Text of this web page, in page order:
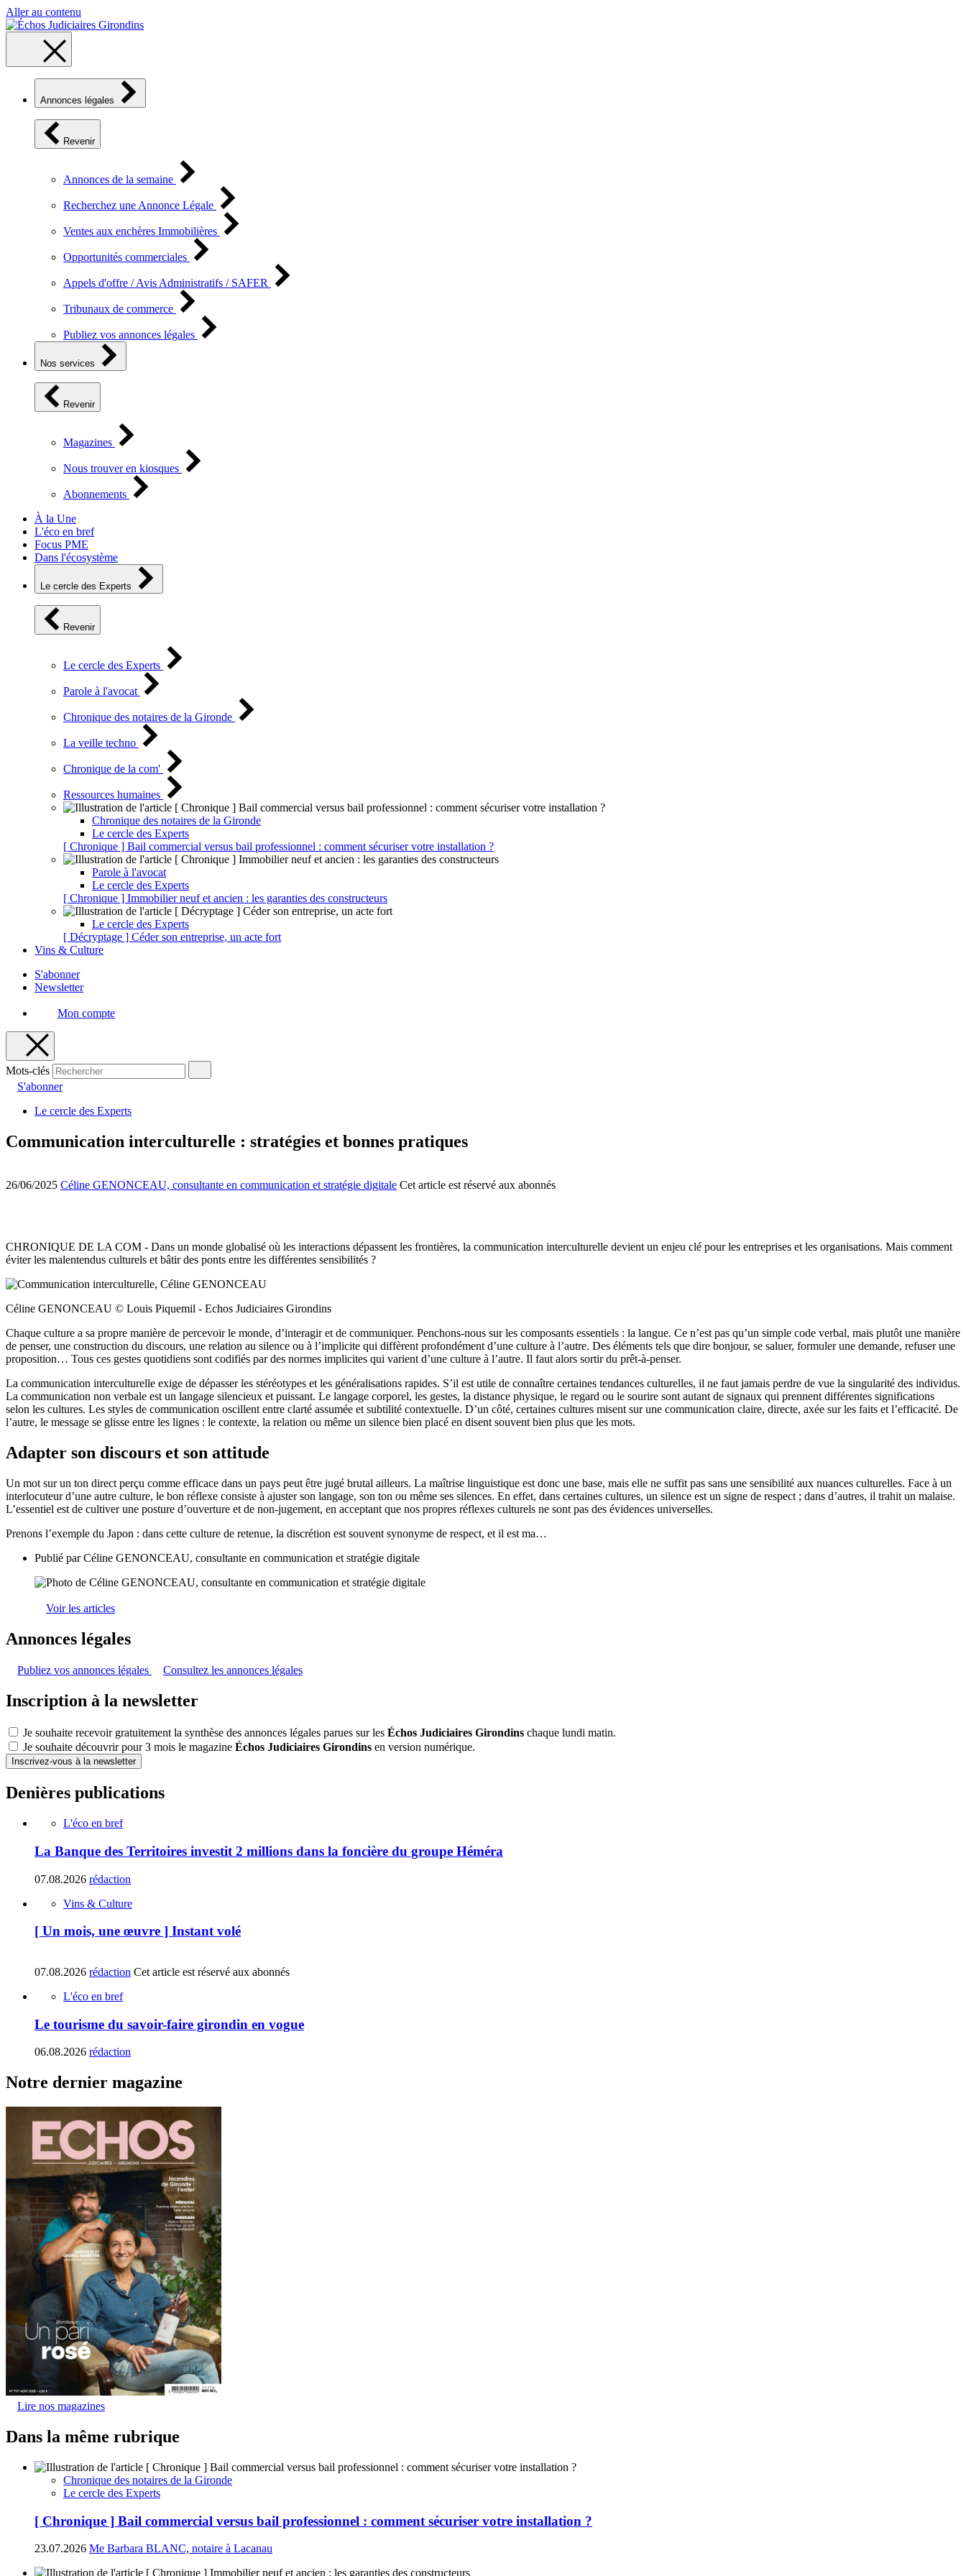
Aller au contenu
Annonces légales
Revenir
Annonces de la semaine
Recherchez une Annonce Légale
Ventes aux enchères Immobilières
Opportunités commerciales
Appels d'offre / Avis Administratifs / SAFER
Tribunaux de commerce
Publiez vos annonces légales
Nos services
Revenir
Magazines
Nous trouver en kiosques
Abonnements
À la Une
L'éco en bref
Focus PME
Dans l'écosystème
Le cercle des Experts
Revenir
Le cercle des Experts
Parole à l'avocat
Chronique des notaires de la Gironde
La veille techno
Chronique de la com'
Ressources humaines
Chronique des notaires de la Gironde
Le cercle des Experts
[ Chronique ] Bail commercial versus bail professionnel : comment sécuriser votre installation ?
Parole à l'avocat
Le cercle des Experts
[ Chronique ] Immobilier neuf et ancien : les garanties des constructeurs
Le cercle des Experts
[ Décryptage ] Céder son entreprise, un acte fort
Vins & Culture
S'abonner
Newsletter
Mon compte
Mots-clés
S'abonner
Le cercle des Experts
Communication interculturelle : stratégies et bonnes pratiques
26/06/2025 Céline GENONCEAU, consultante en communication et stratégie digitale Cet article est réservé aux abonnés
CHRONIQUE DE LA COM - Dans un monde globalisé où les interactions dépassent les frontières, la communication interculturelle devient un enjeu clé pour les entreprises et les organisations. Mais comment
éviter les malentendus culturels et bâtir des ponts entre les différentes sensibilités ?
Céline GENONCEAU © Louis Piquemil - Echos Judiciaires Girondins
Chaque culture a sa propre manière de percevoir le monde, d’interagir et de communiquer. Penchons-nous sur les composants essentiels : la langue. Ce n’est pas qu’un simple code verbal, mais plutôt une manière
de penser, une construction du discours, une relation au silence ou à l’implicite qui diffèrent profondément d’une culture à l’autre. Des éléments tels que dire bonjour, se saluer, formuler une demande, refuser une
proposition… Tous ces gestes quotidiens sont codifiés par des normes implicites qui varient d’une culture à l’autre. Il faut alors sortir du prêt-à-penser.
La communication interculturelle exige de dépasser les stéréotypes et les généralisations rapides. S’il est utile de connaître certaines tendances culturelles, il ne faut jamais perdre de vue la singularité des individus.
La communication non verbale est un langage silencieux et puissant. Le langage corporel, les gestes, la distance physique, le regard ou le sourire sont autant de signaux qui prennent différentes significations
selon les cultures. Les styles de communication oscillent entre clarté assumée et subtilité contextuelle. D’un côté, certaines cultures misent sur une communication claire, directe, axée sur les faits et l’efficacité. De
l’autre, le message se glisse entre les lignes : le contexte, la relation ou même un silence bien placé en disent souvent bien plus que les mots.
Adapter son discours et son attitude
Un mot sur un ton direct perçu comme efficace dans un pays peut être jugé brutal ailleurs. La maîtrise linguistique est donc une base, mais elle ne suffit pas sans une sensibilité aux nuances culturelles. Face à un
interlocuteur d’une autre culture, le bon réflexe consiste à ajuster son langage, son ton ou même ses silences. En effet, dans certaines cultures, un silence est un signe de respect ; dans d’autres, il trahit un malaise.
L’essentiel est de cultiver une posture d’ouverture et de non-jugement, en acceptant que nos propres réflexes culturels ne sont pas des évidences universelles.
Prenons l’exemple du Japon : dans cette culture de retenue, la discrétion est souvent synonyme de respect, et il est ma…
Publié parCéline GENONCEAU, consultante en communication et stratégie digitale
Voir les articles
Annonces légales
Publiez vos annonces légales Consultez les annonces légales
Inscription à la newsletter
Je souhaite recevoir gratuitement la synthèse des annonces légales parues sur les Échos Judiciaires Girondins chaque lundi matin.
Je souhaite découvrir pour 3 mois le magazine Échos Judiciaires Girondins en version numérique.
Inscrivez-vous à la newsletter
Denières publications
L'éco en bref
La Banque des Territoires investit 2 millions dans la foncière du groupe Héméra
07.08.2026 rédaction
Vins & Culture
[ Un mois, une œuvre ] Instant volé
07.08.2026 rédaction Cet article est réservé aux abonnés
L'éco en bref
Le tourisme du savoir-faire girondin en vogue
06.08.2026 rédaction
Notre dernier magazine
Lire nos magazines
Dans la même rubrique
Chronique des notaires de la Gironde
Le cercle des Experts
[ Chronique ] Bail commercial versus bail professionnel : comment sécuriser votre installation ?
23.07.2026 Me Barbara BLANC, notaire à Lacanau